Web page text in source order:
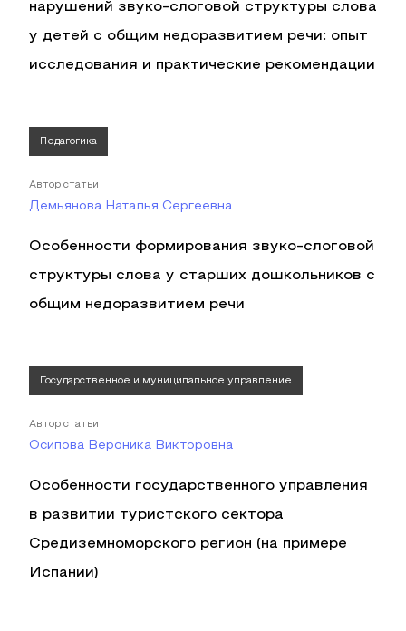
нарушений звуко-слоговой структуры слова
у детей с общим недоразвитием речи: опыт
исследования и практические рекомендации
Педагогика
Автор статьи
Демьянова Наталья Сергеевна
Особенности формирования звуко-слоговой
структуры слова у старших дошкольников с
общим недоразвитием речи
Государственное и муниципальное управление
Автор статьи
Осипова Вероника Викторовна
Особенности государственного управления
в развитии туристского сектора
Средиземноморского регион (на примере
Испании)